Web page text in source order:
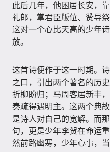
此后几年，他困居长安，
礼郎，掌君臣版位、赞导
这对一个心比天高的少年
放。
这首诗便作于这一时期。
之口，引出两个著名的历
折柳盼归；马周客居新丰
奏疏得遇明主。这两个典
是诗人对自己的宽解。而
句，更是少年李贺在命运
然前路幽寒，少年心事，当